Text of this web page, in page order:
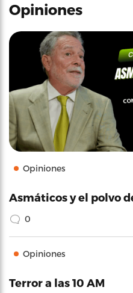
Opiniones
Opiniones
Asmáticos y el polvo
0
Opiniones
Terror a las 10 AM